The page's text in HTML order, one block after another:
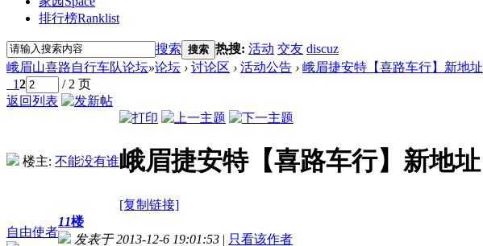
排行榜Ranklist
搜索 搜索 热搜: 活动 交友 discuz
峨眉山喜路自行车队论坛»论坛 › 讨论区 › 活动公告 › 峨眉捷安特【喜路车行】新地址
12
/ 2 页
返回列表
楼主: 不能没有谁峨眉捷安特【喜路车行】新地址
[复制链接]
自由使者
11楼
发表于 2013-12-6 19:01:53 | 只看该作者